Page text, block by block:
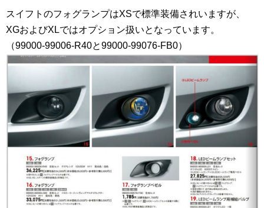
スイフトのフォグランプはXSで標準装備されいますが、
XGおよびXLではオプション扱いとなっています。
（99000-99006-R40と99000-99076-FB0）